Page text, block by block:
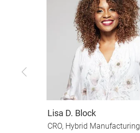
Zurück
Lisa D. Block
CRO, Hybrid Manufacturing